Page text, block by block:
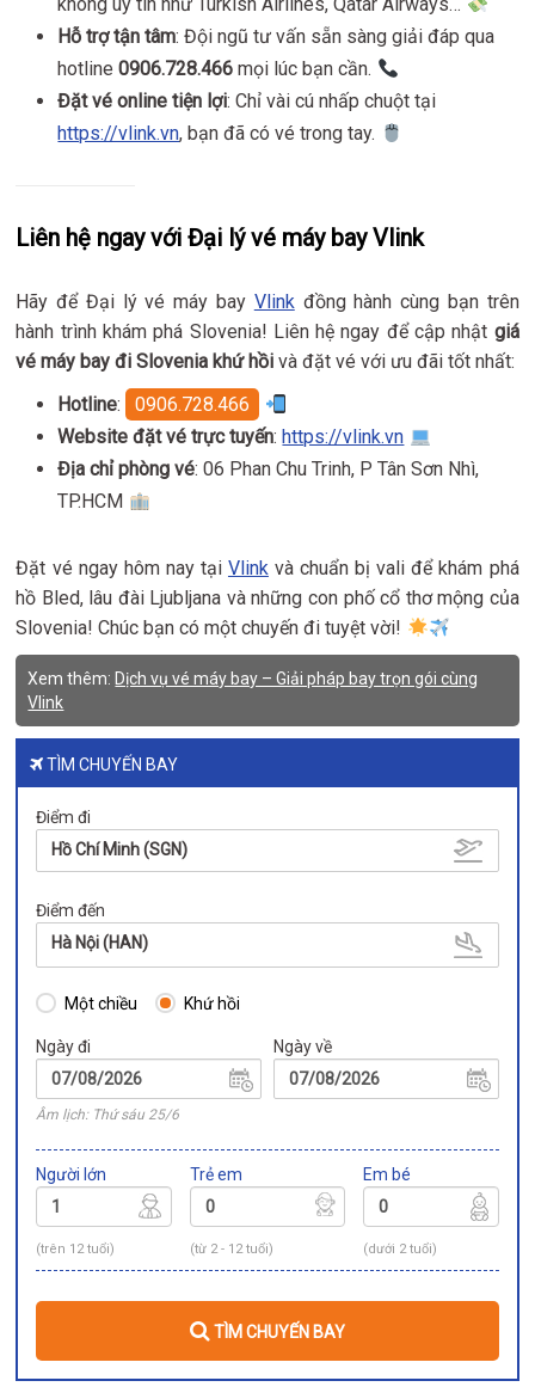
không uy tín như Turkish Airlines, Qatar Airways…
Hỗ trợ tận tâm: Đội ngũ tư vấn sẵn sàng giải đáp qua
hotline0906.728.466 mọi lúc bạn cần.
Đặt vé online tiện lợi: Chỉ vài cú nhấp chuột tại
https://vlink.vn, bạn đã có vé trong tay.
Liên hệ ngay với Đại lý vé máy bay Vlink
Hãy để Đại lý vé máy bay Vlinkđồng hành cùng bạn trên
hành trình khám phá Slovenia! Liên hệ ngay để cập nhật giá
vé máy bay đi Slovenia khứ hồi và đặt vé với ưu đãi tốt nhất:
Hotline:
0906.728.466
Website đặt vé trực tuyến: https://vlink.vn
Địa chỉ phòng vé: 06 Phan Chu Trinh, P Tân Sơn Nhì,
TP.HCM
Đặt vé ngay hôm nay tại Vlinkvà chuẩn bị vali để khám phá
hồ Bled, lâu đài Ljubljana và những con phố cổ thơ mộng của
Slovenia! Chúc bạn có một chuyến đi tuyệt vời!
Xem thêm: Dịch vụ vé máy bay – Giải pháp bay trọn gói cùng
Vlink
TÌM CHUYẾN BAY
Điểm đi
Hồ Chí Minh (SGN)
Điểm đến
Hà Nội (HAN)
Một chiều Khứ hồi
Ngày đi
Âm lịch: Thứ sáu 25/6
Ngày về
Người lớn
(trên 12 tuổi)
Trẻ em
(từ 2 - 12 tuổi)
Em bé
(dưới 2 tuổi)
TÌM CHUYẾN BAY